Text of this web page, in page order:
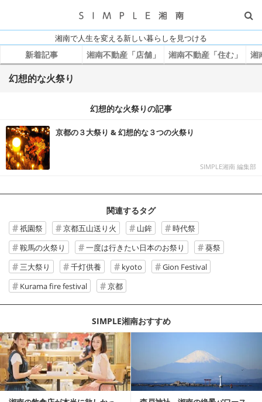
湘南で人生を変える新しい暮らしを見つける
新着記事 湘南不動産「店舗」 湘南不動産「住む」 湘
幻想的な火祭り
幻想的な火祭りの記事
京都の３大祭り & 幻想的な３つの火祭り
SIMPLE湘南 編集部
関連するタグ
祇園祭 京都五山送り火 山鉾
時代祭
鞍馬の火祭り
一度は行きたい日本のお祭り
葵祭
三大祭り
千灯供養 kyoto
Gion Festival
Kurama fire festival
京都
SIMPLE湘南おすすめ
記事を読む